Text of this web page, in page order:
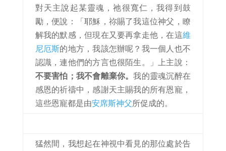
對天主說起某靈魂，祂很寬仁，我得到鼓
勵，便說：「耶穌，祢賜了我這位神父，瞭
解我的默感，但現在又要再拿走他，在這維
尼厄斯的地方，我該怎辦呢？我一個人也不
認識，連他們的方言也很陌生。」上主說：
不要害怕；我不會離棄你。我的靈魂沉醉在
感恩的祈禱中，感謝天主賜我的所有恩寵，
這些恩寵都是由安席斯神父所促成的。
猛然間，我想起在神視中看見的那位處於告